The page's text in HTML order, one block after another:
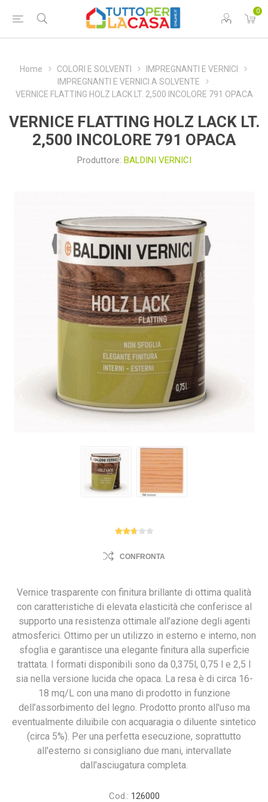
0
Home COLORI E SOLVENTI
IMPREGNANTI E VERNICI
IMPREGNANTI E VERNICI A SOLVENTE
VERNICE FLATTING HOLZ LACK LT. 2,500 INCOLORE 791 OPACA
VERNICE FLATTING HOLZ LACK LT.
2,500 INCOLORE 791 OPACA
Produttore: BALDINI VERNICI
CONFRONTA
Vernice trasparente con finitura brillante di ottima qualità
con caratteristiche di elevata elasticità che conferisce al
supporto una resistenza ottimale all’azione degli agenti
atmosferici. Ottimo per un utilizzo in esterno e interno, non
sfoglia e garantisce una elegante finitura alla superficie
trattata. I formati disponibili sono da 0,375l, 0,75 l e 2,5 l
sia nella versione lucida che opaca. La resa è di circa 16-
18 mq/L con una mano di prodotto in funzione
dell’assorbimento del legno. Prodotto pronto all'uso ma
eventualmente diluibile con acquaragia o diluente sintetico
(circa 5%). Per una perfetta esecuzione, soprattutto
all'esterno si consigliano due mani, intervallate
dall'asciugatura completa.
Cod.: 126000